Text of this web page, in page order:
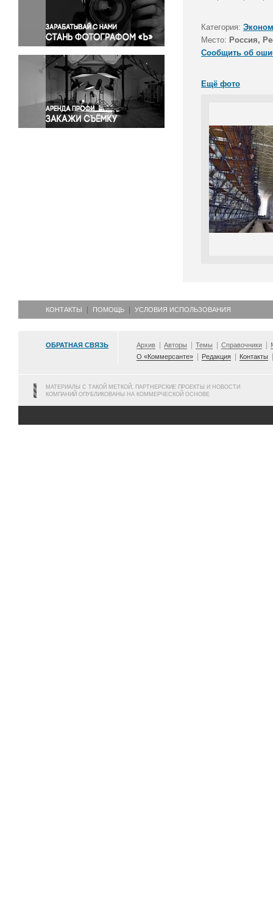
Правосудие
Происшествия и конфликты
Религия
Светская жизнь
Спорт
Экология
Экономика и бизнес
Категория:
Место: Россия,
Сообщить об
Ещё фото
КОНТАКТЫ ПОМОЩЬ УСЛОВИЯ ИСПОЛЬЗОВАНИЯ
ОБРАТНАЯ СВЯЗЬ Архив Авторы Темы Справочники
О «Коммерсанте»
Редакция Контакты
МАТЕРИАЛЫ С ТАКОЙ МЕТКОЙ, ПАРТНЕРСКИЕ ПРОЕКТЫ И НОВОСТИ
КОМПАНИЙ ОПУБЛИКОВАНЫ НА КОММЕРЧЕСКОЙ ОСНОВЕ